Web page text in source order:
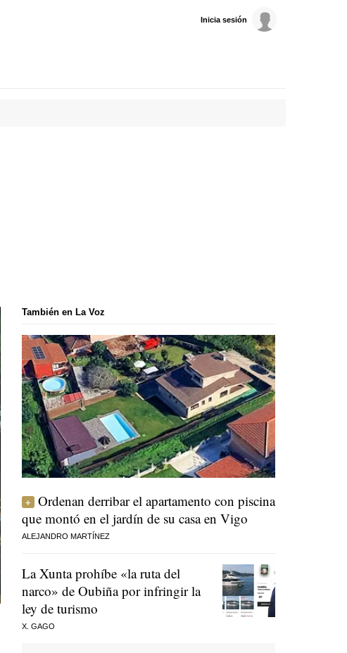
Inicia sesión
También en La Voz
Ordenan derribar el apartamento con piscina
que montó en el jardín de su casa en Vigo
ALEJANDRO MARTÍNEZ
La Xunta prohíbe «la ruta del
narco» de Oubiña por infringir la
ley de turismo
X. GAGO